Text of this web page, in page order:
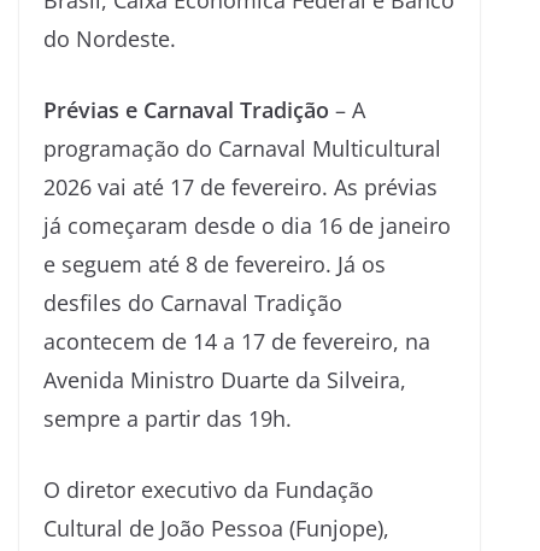
do Nordeste.
Prévias e Carnaval Tradição – A
programação do Carnaval Multicultural
2026 vai até 17 de fevereiro. As prévias
já começaram desde o dia 16 de janeiro
e seguem até 8 de fevereiro. Já os
desfiles do Carnaval Tradição
acontecem de 14 a 17 de fevereiro, na
Avenida Ministro Duarte da Silveira,
sempre a partir das 19h.
O diretor executivo da Fundação
Cultural de João Pessoa (Funjope),